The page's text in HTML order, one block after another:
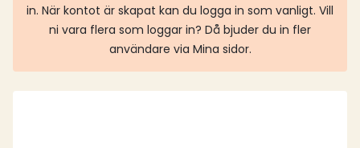
in. När kontot är skapat kan du logga in som vanligt. Vill
ni vara flera som loggar in? Då bjuder du in fler
användare via Mina sidor.